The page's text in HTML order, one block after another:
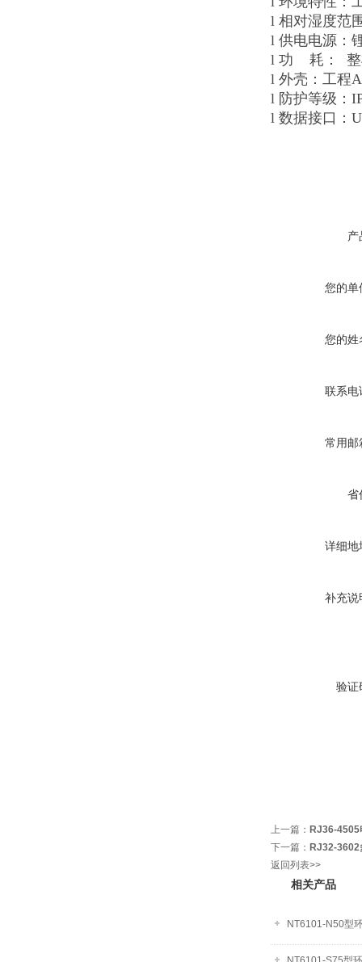
l 相对湿度范
l 供电电源：
l 功 耗： 整
l 外壳：工
l 防护等级：
l 数据接口：
产
您的单
您的姓
联系电
常用邮
省
详细地
补充说
验证
上一篇： RJ36-4505
下一篇： RJ32-3602
返回列表>>
相关产品
NT6101-N50型